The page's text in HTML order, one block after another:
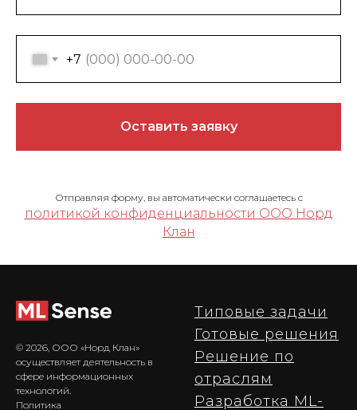
+7
Оставить заявку
Отправляя форму, вы автоматически соглашаетесь с
политикой конфиденциальности ООО Норд
Клан
© 2026, ООО «Норд Клан»
осуществляет деятельность в
сфере информационных
технологий.
Политика
Типовые задачи
Готовые решения
Решение по
отраслям
Разработка ML-